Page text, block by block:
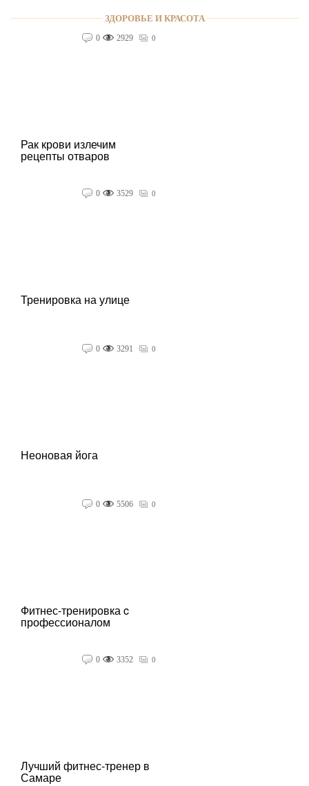
ЗДОРОВЬЕ И КРАСОТА
Рак крови излечим
рецепты отваров
0 2929 0
Тренировка на улице
0 3529 0
Неоновая йога
0 3291 0
Фитнес-тренировка c
профессионалом
0 5506 0
Лучший фитнес-тренер в
Самаре
0 3352 0